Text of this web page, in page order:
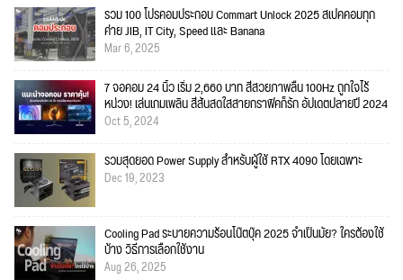
รวม 100 โปรคอมประกอบ Commart Unlock 2025 สเปคคอมทุก
ค่าย JIB, IT City, Speed และ Banana
Mar 6, 2025
7 จอคอม 24 นิ้ว เริ่ม 2,660 บาท สีสวยภาพลื่น 100Hz ถูกใจไร้
หน่วง! เล่นเกมเพลิน สีสันสดใสสายกราฟิคก็รัก อัปเดตปลายปี 2024
Oct 5, 2024
รวมสุดยอด Power Supply สำหรับผู้ใช้ RTX 4090 โดยเฉพาะ
Dec 19, 2023
Cooling Pad ระบายความร้อนโน๊ตบุ๊ค 2025 จำเป็นมั้ย? ใครต้องใช้
บ้าง วิธีการเลือกใช้งาน
Aug 26, 2025